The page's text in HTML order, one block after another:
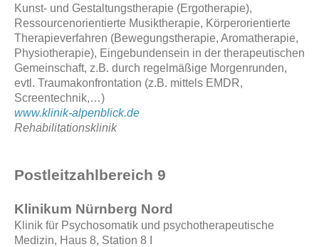
Kunst- und Gestaltungstherapie (Ergotherapie),
Ressourcenorientierte Musiktherapie, Körperorientierte
Therapieverfahren (Bewegungstherapie, Aromatherapie,
Physiotherapie), Eingebundensein in der therapeutischen
Gemeinschaft, z.B. durch regelmäßige Morgenrunden,
evtl. Traumakonfrontation (z.B. mittels EMDR,
Screentechnik,…)
www.klinik-alpenblick.de
Rehabilitationsklinik
Postleitzahlbereich 9
Klinikum Nürnberg Nord
Klinik für Psychosomatik und psychotherapeutische
Medizin, Haus 8, Station 8 I